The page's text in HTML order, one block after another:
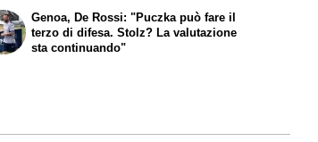
Genoa, De Rossi: "Puczka può fare il
terzo di difesa. Stolz? La valutazione
sta continuando"